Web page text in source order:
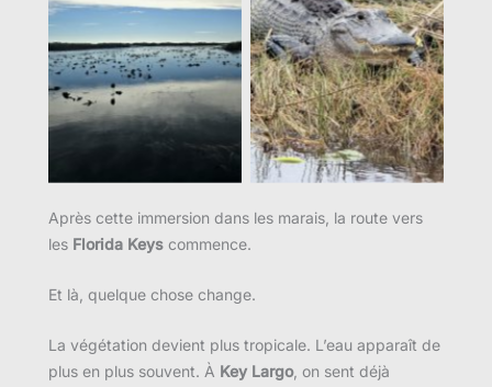
Aucune légende Aucune légende
Après cette immersion dans les marais, la route vers
les Florida Keys commence.
Et là, quelque chose change.
La végétation devient plus tropicale. L’eau apparaît de
plus en plus souvent. À Key Largo, on sent déjà